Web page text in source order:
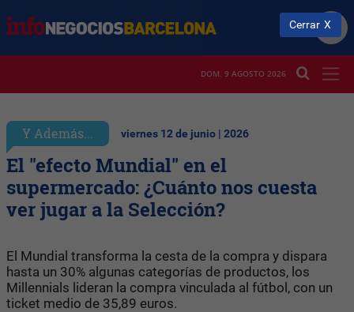
DOM. 9 AGOSTO 2026
Y Además... viernes 12 de junio | 2026
El "efecto Mundial" en el
supermercado: ¿Cuánto nos cuesta
ver jugar a la Selección?
El Mundial transforma la cesta de la compra y dispara
hasta un 30% algunas categorías de productos, los
Millennials lideran la compra vinculada al fútbol, con un
ticket medio de 35,89 euros.
Cerrar